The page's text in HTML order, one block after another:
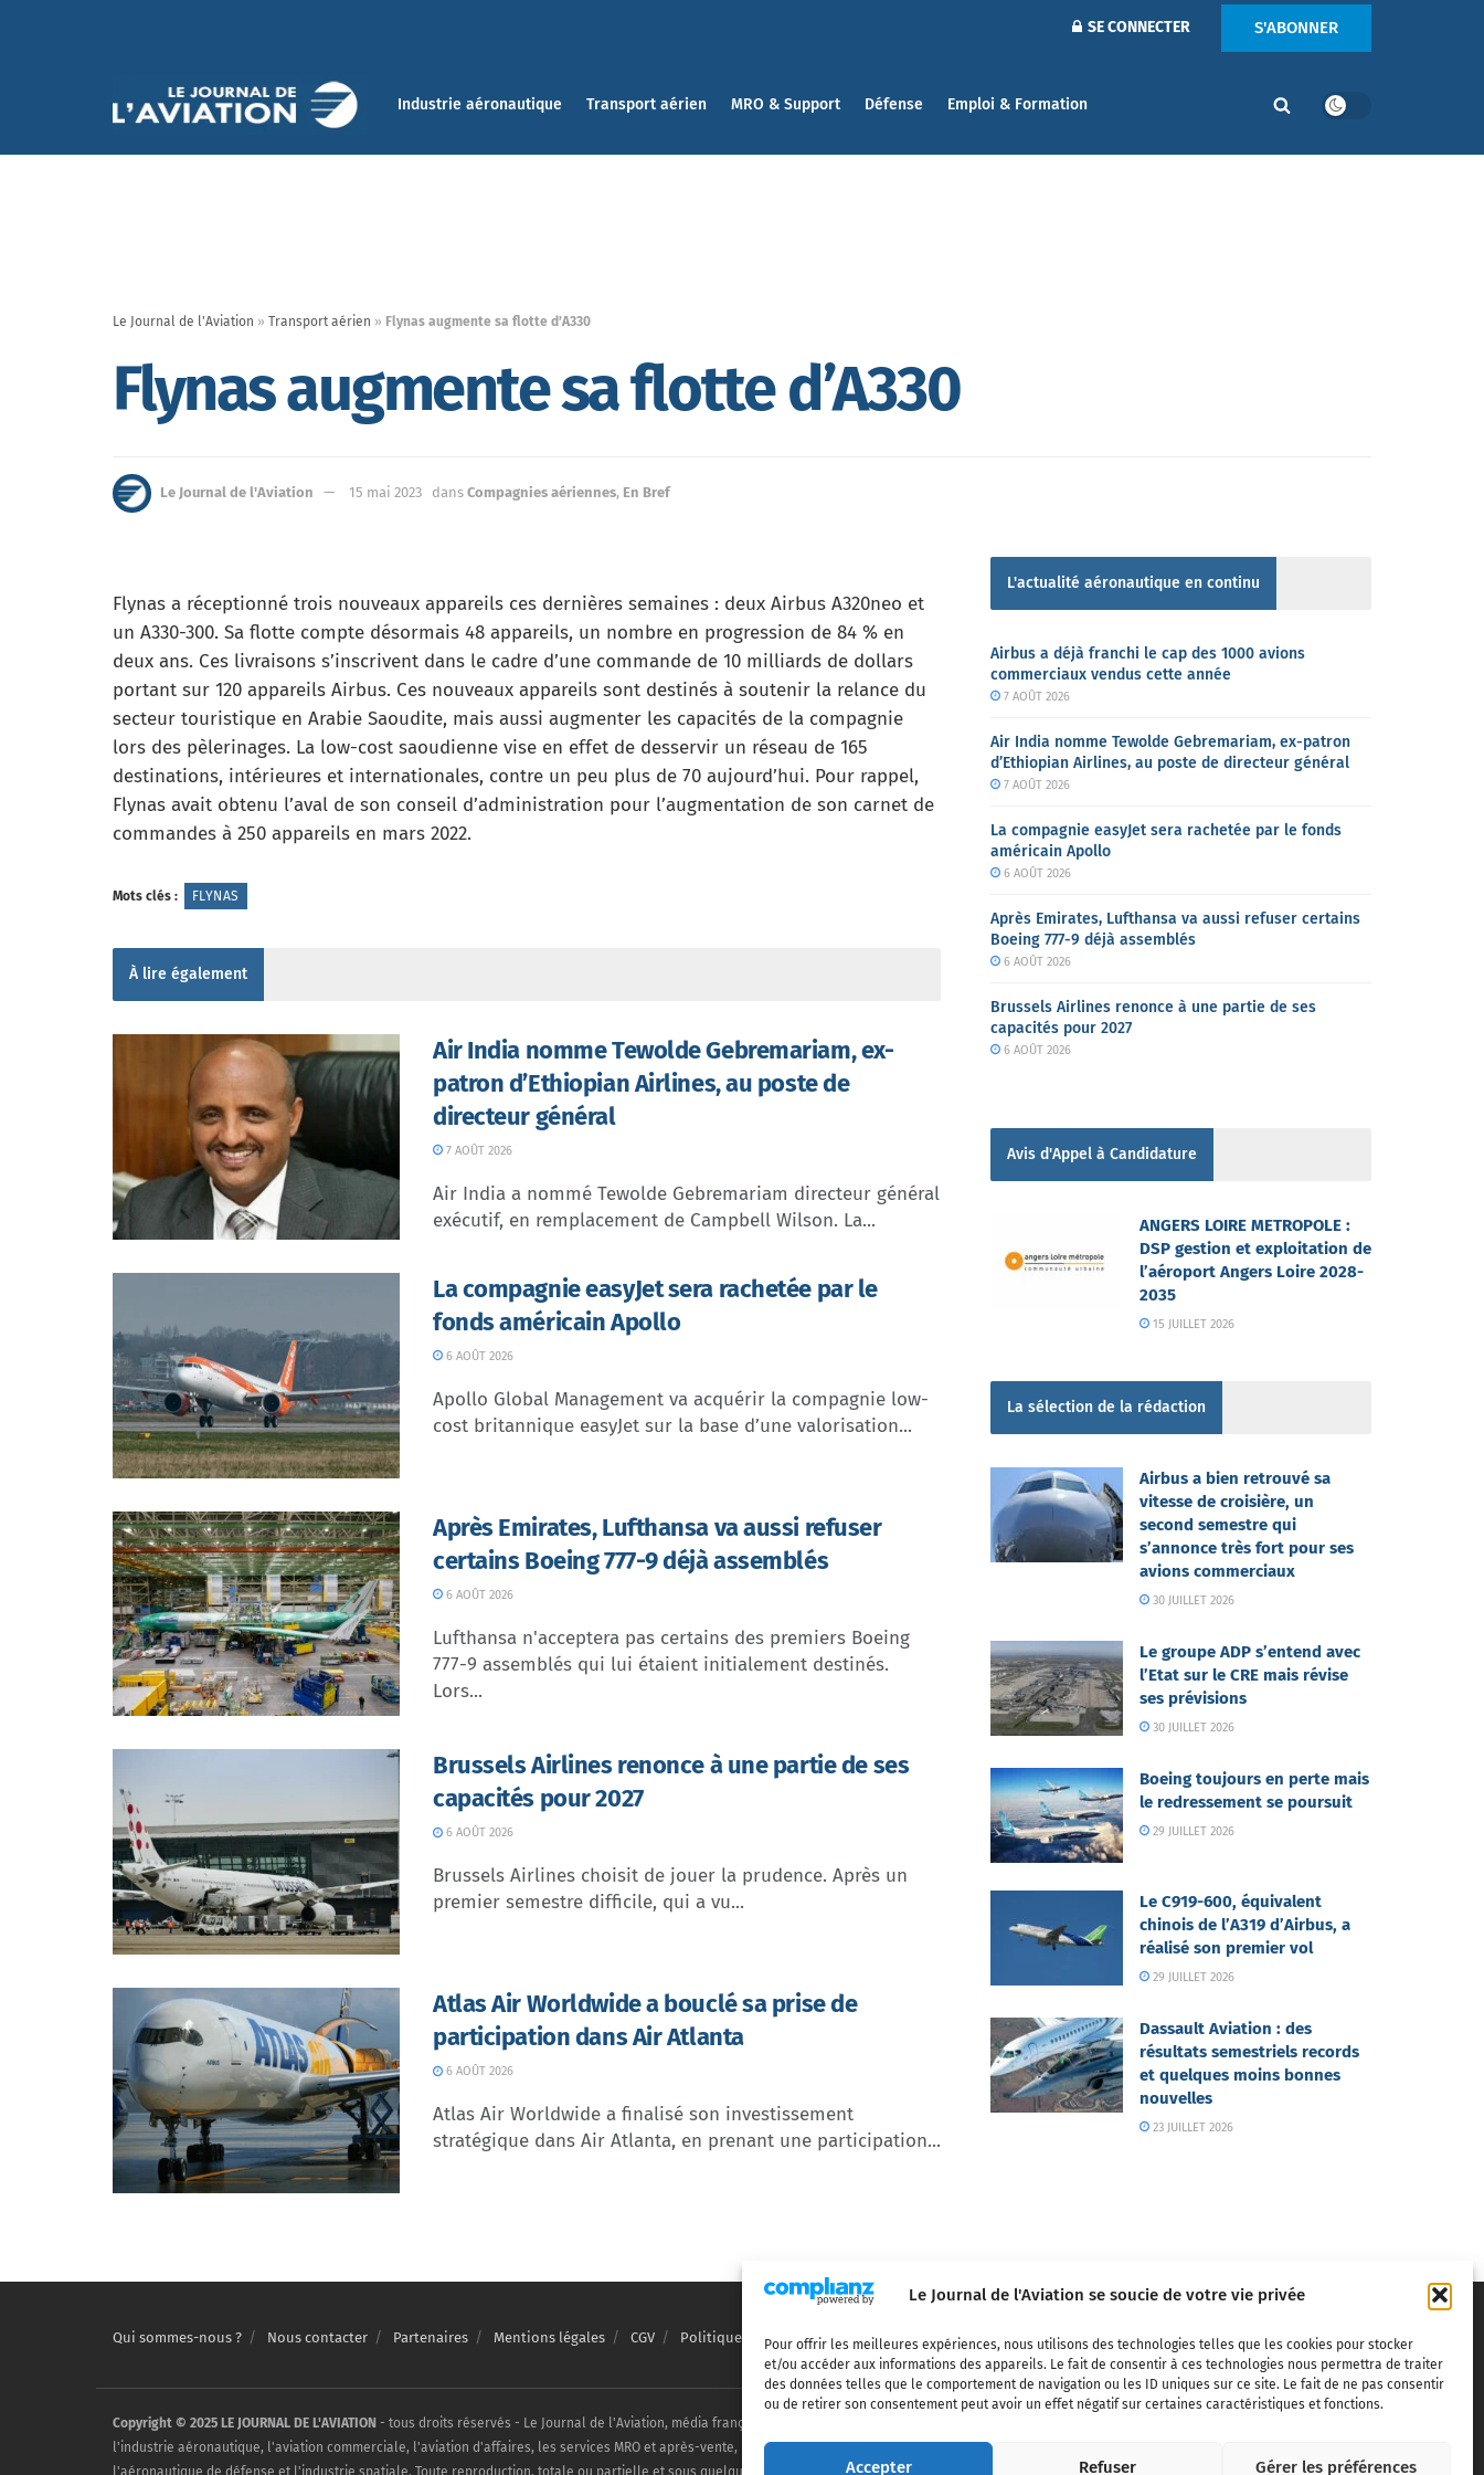
Le Journal de l'Aviation se soucie de votre vie privée
Pour offrir les meilleures expériences, nous utilisons des technologies telles que les cookies pour stocker
et/ou accéder aux informations des appareils. Le fait de consentir à ces technologies nous permettra de traiter
des données telles que le comportement de navigation ou les ID uniques sur ce site. Le fait de ne pas consentir
ou de retirer son consentement peut avoir un effet négatif sur certaines caractéristiques et fonctions.
Accepter Refuser Gérer les préférences
SE CONNECTER S'ABONNER
Industrie aéronautique Transport aérien MRO & Support Défense Emploi & Formation
Le Journal de l'Aviation » Transport aérien » Flynas augmente sa flotte d’A330
Flynas augmente sa flotte d’A330
Le Journal de l'Aviation 15 mai 2023 dans Compagnies aériennes, En Bref
Flynas a réceptionné trois nouveaux appareils ces dernières semaines : deux Airbus A320neo et
un A330-300. Sa flotte compte désormais 48 appareils, un nombre en progression de 84 % en
deux ans. Ces livraisons s’inscrivent dans le cadre d’une commande de 10 milliards de dollars
portant sur 120 appareils Airbus. Ces nouveaux appareils sont destinés à soutenir la relance du
secteur touristique en Arabie Saoudite, mais aussi augmenter les capacités de la compagnie
lors des pèlerinages. La low-cost saoudienne vise en effet de desservir un réseau de 165
destinations, intérieures et internationales, contre un peu plus de 70 aujourd’hui. Pour rappel,
Flynas avait obtenu l’aval de son conseil d’administration pour l’augmentation de son carnet de
commandes à 250 appareils en mars 2022.
Mots clés : FLYNAS
À lire également
Air India nomme Tewolde Gebremariam, ex-
patron d’Ethiopian Airlines, au poste de
directeur général
7 AOÛT 2026
Air India a nommé Tewolde Gebremariam directeur général
exécutif, en remplacement de Campbell Wilson. La...
La compagnie easyJet sera rachetée par le
fonds américain Apollo
6 AOÛT 2026
Apollo Global Management va acquérir la compagnie low-
cost britannique easyJet sur la base d’une valorisation...
Après Emirates, Lufthansa va aussi refuser
certains Boeing 777-9 déjà assemblés
6 AOÛT 2026
Lufthansa n'acceptera pas certains des premiers Boeing
777-9 assemblés qui lui étaient initialement destinés.
Lors...
Brussels Airlines renonce à une partie de ses
capacités pour 2027
6 AOÛT 2026
Brussels Airlines choisit de jouer la prudence. Après un
premier semestre difficile, qui a vu...
Atlas Air Worldwide a bouclé sa prise de
participation dans Air Atlanta
6 AOÛT 2026
Atlas Air Worldwide a finalisé son investissement
stratégique dans Air Atlanta, en prenant une participation...
L'actualité aéronautique en continu
Airbus a déjà franchi le cap des 1000 avions
commerciaux vendus cette année
7 AOÛT 2026
Air India nomme Tewolde Gebremariam, ex-patron
d’Ethiopian Airlines, au poste de directeur général
7 AOÛT 2026
La compagnie easyJet sera rachetée par le fonds
américain Apollo
6 AOÛT 2026
Après Emirates, Lufthansa va aussi refuser certains
Boeing 777-9 déjà assemblés
6 AOÛT 2026
Brussels Airlines renonce à une partie de ses
capacités pour 2027
6 AOÛT 2026
Avis d'Appel à Candidature
ANGERS LOIRE METROPOLE :
DSP gestion et exploitation de
l’aéroport Angers Loire 2028-
2035
15 JUILLET 2026
La sélection de la rédaction
Airbus a bien retrouvé sa
vitesse de croisière, un
second semestre qui
s’annonce très fort pour ses
avions commerciaux
30 JUILLET 2026
Le groupe ADP s’entend avec
l’Etat sur le CRE mais révise
ses prévisions
30 JUILLET 2026
Boeing toujours en perte mais
le redressement se poursuit
29 JUILLET 2026
Le C919-600, équivalent
chinois de l’A319 d’Airbus, a
réalisé son premier vol
29 JUILLET 2026
Dassault Aviation : des
résultats semestriels records
et quelques moins bonnes
nouvelles
23 JUILLET 2026
Qui sommes-nous ? Nous contacter Partenaires Mentions légales CGV Politique de confidentialité Cookies
Copyright © 2025 LE JOURNAL DE L'AVIATION - tous droits réservés - Le Journal de l'Aviation, média français de référence couvrant l'actualité de
l'industrie aéronautique, l'aviation commerciale, l'aviation d'affaires, les services MRO et après-vente, le financement et la location d'aéronefs civils,